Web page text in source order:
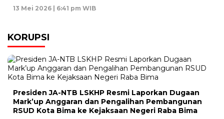
13 Mei 2026 | 6:41 pm WIB
KORUPSI
Presiden JA-NTB LSKHP Resmi Laporkan Dugaan
Mark’up Anggaran dan Pengalihan Pembangunan
RSUD Kota Bima ke Kejaksaan Negeri Raba Bima